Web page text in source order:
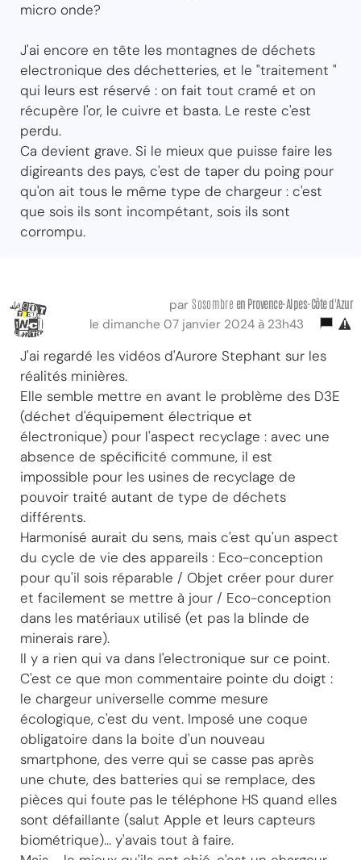
micro onde?
J'ai encore en tête les montagnes de déchets
electronique des déchetteries, et le "traitement "
qui leurs est réservé : on fait tout cramé et on
récupère l'or, le cuivre et basta. Le reste c'est
perdu.
Ca devient grave. Si le mieux que puisse faire les
digireants des pays, c'est de taper du poing pour
qu'on ait tous le même type de chargeur : c'est
que sois ils sont incompétant, sois ils sont
corrompu.
parSosombre en Provence-Alpes-Côte d'Azur
le dimanche 07 janvier 2024 à 23h43
J'ai regardé les vidéos d'Aurore Stephant sur les
réalités minières.
Elle semble mettre en avant le problème des D3E
(déchet d'équipement électrique et
électronique) pour l'aspect recyclage : avec une
absence de spécificité commune, il est
impossible pour les usines de recyclage de
pouvoir traité autant de type de déchets
différents.
Harmonisé aurait du sens, mais c'est qu'un aspect
du cycle de vie des appareils : Eco-conception
pour qu'il sois réparable / Objet créer pour durer
et facilement se mettre à jour / Eco-conception
dans les matériaux utilisé (et pas la blinde de
minerais rare).
Il y a rien qui va dans l'electronique sur ce point.
C'est ce que mon commentaire pointe du doigt :
le chargeur universelle comme mesure
écologique, c'est du vent. Imposé une coque
obligatoire dans la boite d'un nouveau
smartphone, des verre qui se casse pas après
une chute, des batteries qui se remplace, des
pièces qui foute pas le téléphone HS quand elles
sont défaillante (salut Apple et leurs capteurs
biométrique)... y'avais tout à faire.